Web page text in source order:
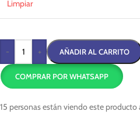
Limpiar
- + AÑADIR AL CARRITO
COMPRAR POR WHATSAPP
15 personas están viendo este producto